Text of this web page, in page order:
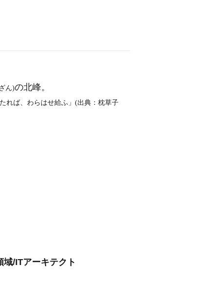
ん)の北峰。
れば、わらはせ給ふ」(出典：枕草子
/ITアーキテクト